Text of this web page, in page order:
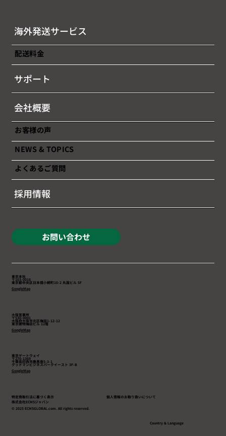
海外発送サービス
配送料金
サポート
会社概要
お客様の声
NEWS & TOPICS
よくあるご質問
採用情報
お問い合わせ
東京本社
〒103-0016
東京都中央区日本橋小網町10-2 丸国ビル 5F
GoogleMap
大阪営業所
〒530-0001
大阪府大阪市北区梅田1-12-12
東京建物梅田ビル 12階
GoogleMap
東京ゲートウェイ
〒270-1369
千葉県印西市鹿黒南5-3-1
​グッドマンビジネスパークイースト 3F-B
GoogleMap
特定商取引法に基づく表示
個人情報のお取り扱いについて
株式会社ECMSジャパン
© 2025 ECMSGLOBAL.com. All rights reserved.
Country & Language